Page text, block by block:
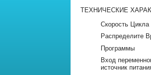
ТЕХНИЧЕСКИЕ
Скорость Цикла
Распределите
Программы
Вход
источник